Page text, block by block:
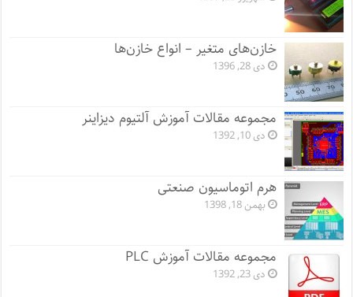
خازن‌های متغیر – انواع خازن‌ها
دی 28, 1396
مجموعه مقالات آموزش آلتیوم دیزاینر
دی 10, 1392
هرم اتوماسیون صنعتی
بهمن 18, 1398
مجموعه مقالات آموزش PLC
دی 23, 1392